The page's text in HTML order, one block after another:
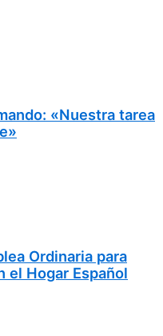
«Nuestra tarea
Ordinaria para
el Hogar Español